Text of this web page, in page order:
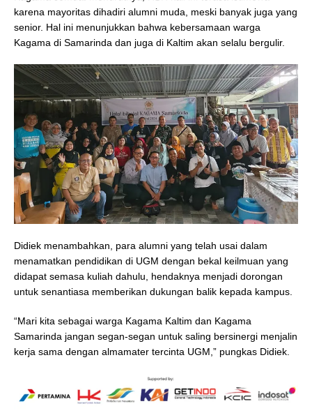
karena mayoritas dihadiri alumni muda, meski banyak juga yang
senior. Hal ini menunjukkan bahwa kebersamaan warga
Kagama di Samarinda dan juga di Kaltim akan selalu bergulir.
Didiek menambahkan, para alumni yang telah usai dalam
menamatkan pendidikan di UGM dengan bekal keilmuan yang
didapat semasa kuliah dahulu, hendaknya menjadi dorongan
untuk senantiasa memberikan dukungan balik kepada kampus.
“Mari kita sebagai warga Kagama Kaltim dan Kagama
Samarinda jangan segan-segan untuk saling bersinergi menjalin
kerja sama dengan almamater tercinta UGM,” pungkas Didiek.